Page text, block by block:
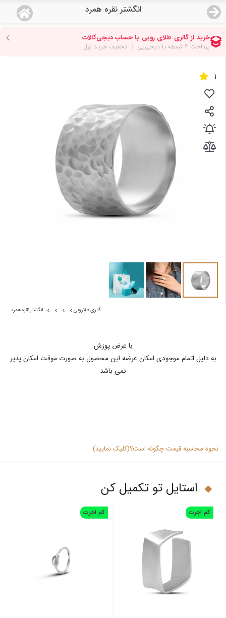
انگشتر نقره همرد
منو
صفحه اصلی
دسته بندی محصولات
نمایندگی ها
مجله روبی
اعطای نمایندگی
1
گالری طلا روبی انگشتر نقره همرد
با عرض پوزش
به دلیل اتمام موجودی امکان عرضه این محصول به صورت موقت امکان پذیر
نمی باشد
نحوه محاسبه قیمت چگونه است؟(کلیک نمایید)
استایل تو تکمیل کن
کم اجرت کم اجرت